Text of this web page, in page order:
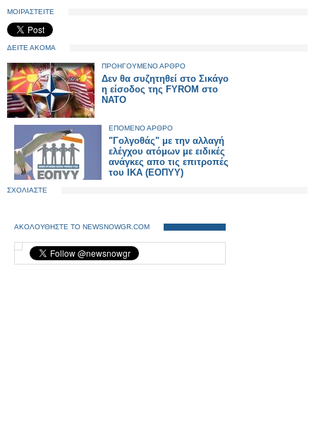
ΜΟΙΡΑΣΤΕΙΤΕ
ΔΕΙΤΕ ΑΚΟΜΑ
ΠΡΟΗΓΟΥΜΕΝΟ ΑΡΘΡΟ
Δεν θα συζητηθεί στο Σικάγο
η είσοδος της FYROM στο
NATO
ΕΠΟΜΕΝΟ ΑΡΘΡΟ
"Γολγοθάς" με την αλλαγή
ελέγχου ατόμων με ειδικές
ανάγκες απο τις επιτροπές
του ΙΚΑ (ΕΟΠΥΥ)
ΣΧΟΛΙΑΣΤΕ
ΑΚΟΛΟΥΘΗΣΤΕ ΤΟ NEWSNOWGR.COM